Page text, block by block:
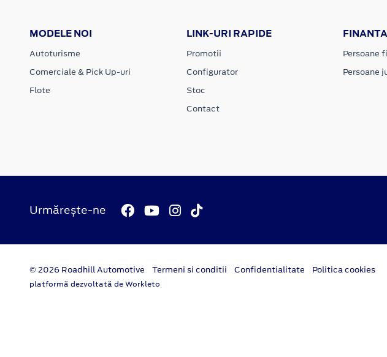
MODELE NOI
Autoturisme
Comerciale & Pick Up-uri
Flote
LINK-URI RAPIDE
Promotii
Configurator
Stoc
Contact
Persoane
Persoane
Urmărește-ne
© 2026 Roadhill Automotive Termeni si conditii Confidentialitate Politica cookies
platformă dezvoltată de Workleto